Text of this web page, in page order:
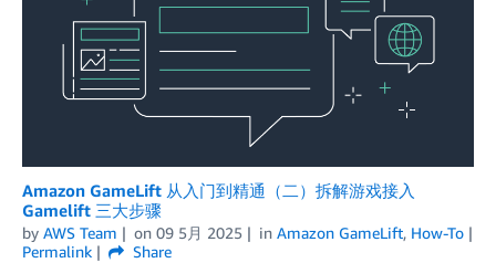
Amazon GameLift 从入门到精通（二）拆解游戏接入
Gamelift 三大步骤
by AWS Team on 09 5月 2025 in Amazon GameLift, How-To
Permalink
Share